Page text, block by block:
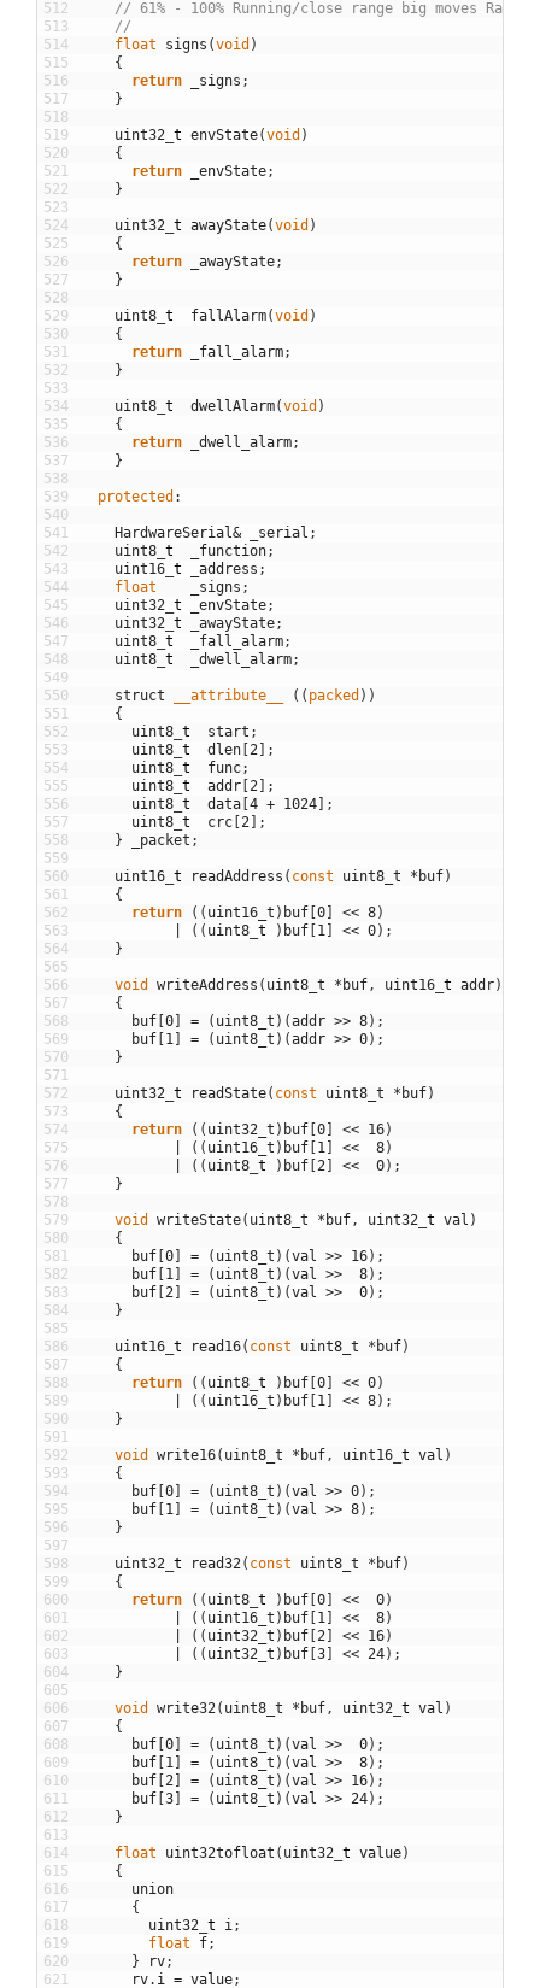
512
513
514
515
516
517
518
519
520
521
522
523
524
525
526
527
528
529
530
531
532
533
534
535
536
537
538
539
540
541
542
543
544
545
546
547
548
549
550
551
552
553
554
555
556
557
558
559
560
561
562
563
564
565
566
567
568
569
570
571
572
573
574
575
576
577
578
579
580
581
582
583
584
585
586
587
588
589
590
591
592
593
594
595
596
597
598
599
600
601
602
603
604
605
606
607
608
609
610
611
612
613
614
615
616
617
618
619
620
621
// 61% - 100% Running/close range big moves Rapid
//
float
signs (void )
{
return
_signs ;
}
uint32 t envState(void )
{
return
_envState;
}
uint32 t awayState(void )
{
return
_awayState;
}
uint8 t fallAlarm(void )
{
return
_fall_alarm;
}
uint8 t dwellAlarm(void )
{
return
_dwell_alarm;
}
protected :
HardwareSerial& _serial ;
uint8 t _function;
uint16 t _address ;
float
_signs ;
uint32 t _envState;
uint32 t _awayState;
uint8 t _fall_alarm;
uint8 t _dwell_alarm;
struct __attribute__ ( ( packed ) )
{
uint8 t start ;
uint8 t dlen 2
;
uint8 t func;
uint8 t addr 2
;
uint8 t data 4 + 1024
;
uint8 t crc 2
;
}
_packet ;
uint16 t readAddress ( const uint8_t * buf)
{
return
( ( uint16_t ) buf 0 << 8)
( ( uint8 t ) buf 1 << 0) ;
}
void writeAddress ( uint8_t * buf, uint16 t addr)
{
buf 0 = ( uint8_t ) (addr >> 8) ;
buf 1 = ( uint8_t ) (addr >> 0) ;
}
uint32 t readState( const uint8_t * buf)
{
return
( ( uint32_t ) buf 0 << 16)
( ( uint16_t ) buf 1 << 8)
( ( uint8 t ) buf 2 << 0) ;
}
void writeState( uint8_t * buf, uint32 t val )
{
buf 0 = ( uint8_t ) (val >> 16) ;
buf 1 = ( uint8_t ) (val >> 8) ;
buf 2 = ( uint8_t ) (val >> 0) ;
}
uint16 t read16( const uint8_t * buf)
{
return
( ( uint8 t ) buf 0 << 0)
( ( uint16_t ) buf 1 << 8) ;
}
void write16( uint8_t * buf, uint16 t val )
{
buf 0 = ( uint8_t ) (val >> 0) ;
buf 1 = ( uint8_t ) (val >> 8) ;
}
uint32 t read32( const uint8_t * buf)
{
return
( ( uint8 t ) buf 0 << 0)
( ( uint16_t ) buf 1 << 8)
( ( uint32_t ) buf 2 << 16)
( ( uint32_t ) buf 3 << 24) ;
}
void write32( uint8_t * buf, uint32 t val )
{
buf 0 = ( uint8_t ) (val >> 0) ;
buf 1 = ( uint8_t ) (val >> 8) ;
buf 2 = ( uint8_t ) (val >> 16) ;
buf 3 = ( uint8_t ) (val >> 24) ;
}
float uint32tofloat ( uint32 t value)
{
union
{
uint32 t i;
float
f;
}
rv;
rv. i = value;